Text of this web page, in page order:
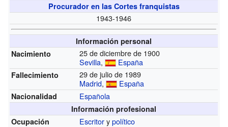
Procurador en las Cortes franquistas
1943-1946
Información personal
Nacimiento
25 de diciembre de 1900
Sevilla, España
Fallecimiento
29 de julio de 1989
Madrid, España
Nacionalidad Española
Información profesional
Ocupación
Escritorypolítico